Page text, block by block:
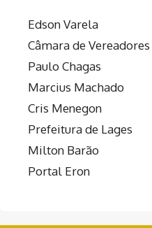
Edson Varela
Câmara de Vereadores
Paulo Chagas
Marcius Machado
Cris Menegon
Prefeitura de Lages
Milton Barão
Portal Eron